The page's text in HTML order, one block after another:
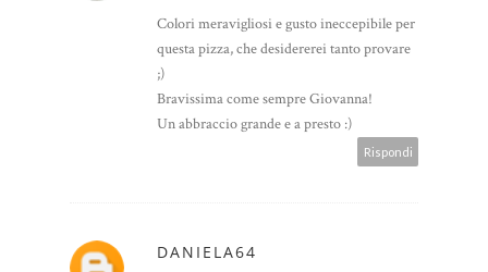
Colori meravigliosi e gusto ineccepibile per
questa pizza, che desidererei tanto provare
;)
Bravissima come sempre Giovanna!
Un abbraccio grande e a presto :)
Rispondi
DANIELA64